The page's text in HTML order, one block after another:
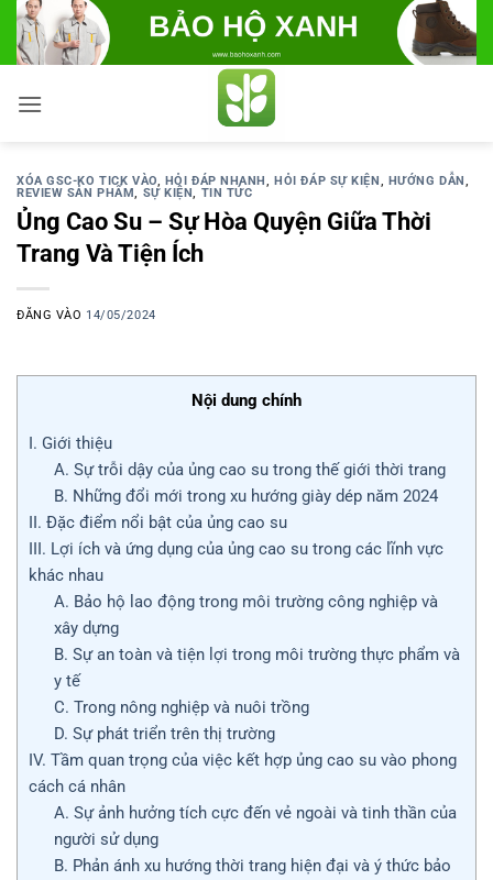
Bỏ
qua
nội
dung
XÓA GSC-KO TICK VÀO, HỎI ĐÁP NHANH, HỎI ĐÁP SỰ KIỆN , HƯỚNG DẪN ,
REVIEW SẢN PHẨM, SỰ KIỆN, TIN TỨC
Ủng Cao Su – Sự Hòa Quyện Giữa Thời
Trang Và Tiện Ích
ĐĂNG VÀO 14/05/2024
Nội dung chính
I. Giới thiệu
A. Sự trỗi dậy của ủng cao su trong thế giới thời trang
B. Những đổi mới trong xu hướng giày dép năm 2024
II. Đặc điểm nổi bật của ủng cao su
III. Lợi ích và ứng dụng của ủng cao su trong các lĩnh vực
khác nhau
A. Bảo hộ lao động trong môi trường công nghiệp và
xây dựng
B. Sự an toàn và tiện lợi trong môi trường thực phẩm và
y tế
C. Trong nông nghiệp và nuôi trồng
D. Sự phát triển trên thị trường
IV. Tầm quan trọng của việc kết hợp ủng cao su vào phong
cách cá nhân
A. Sự ảnh hưởng tích cực đến vẻ ngoài và tinh thần của
người sử dụng
B. Phản ánh xu hướng thời trang hiện đại và ý thức bảo